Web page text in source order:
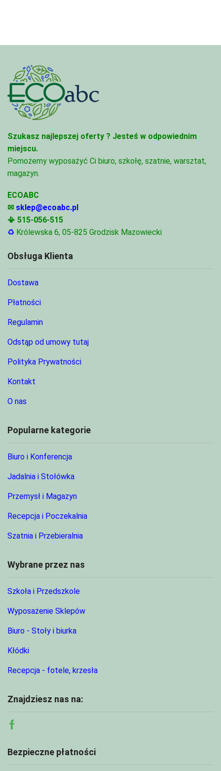
Szukasz najlepszej oferty ? Jesteś w odpowiednim
miejscu.
Pomożemy wyposażyć Ci biuro, szkołę, szatnie, warsztat,
magazyn.
ECOABC
✉ sklep@ecoabc.pl
📳 515-056-515
♻ Królewska 6, 05-825 Grodzisk Mazowiecki
Obsługa Klienta
Dostawa
Płatności
Regulamin
Odstąp od umowy tutaj
Polityka Prywatności
Kontakt
O nas
Popularne kategorie
Biuro i Konferencja
Jadalnia i Stołówka
Przemysł i Magazyn
Recepcja i Poczekalnia
Szatnia i Przebieralnia
Wybrane przez nas
Szkoła i Przedszkole
Wyposażenie Sklepów
Biuro - Stoły i biurka
Kłódki
Recepcja - fotele, krzesła
Znajdziesz nas na:
Facebook
Bezpieczne płatności